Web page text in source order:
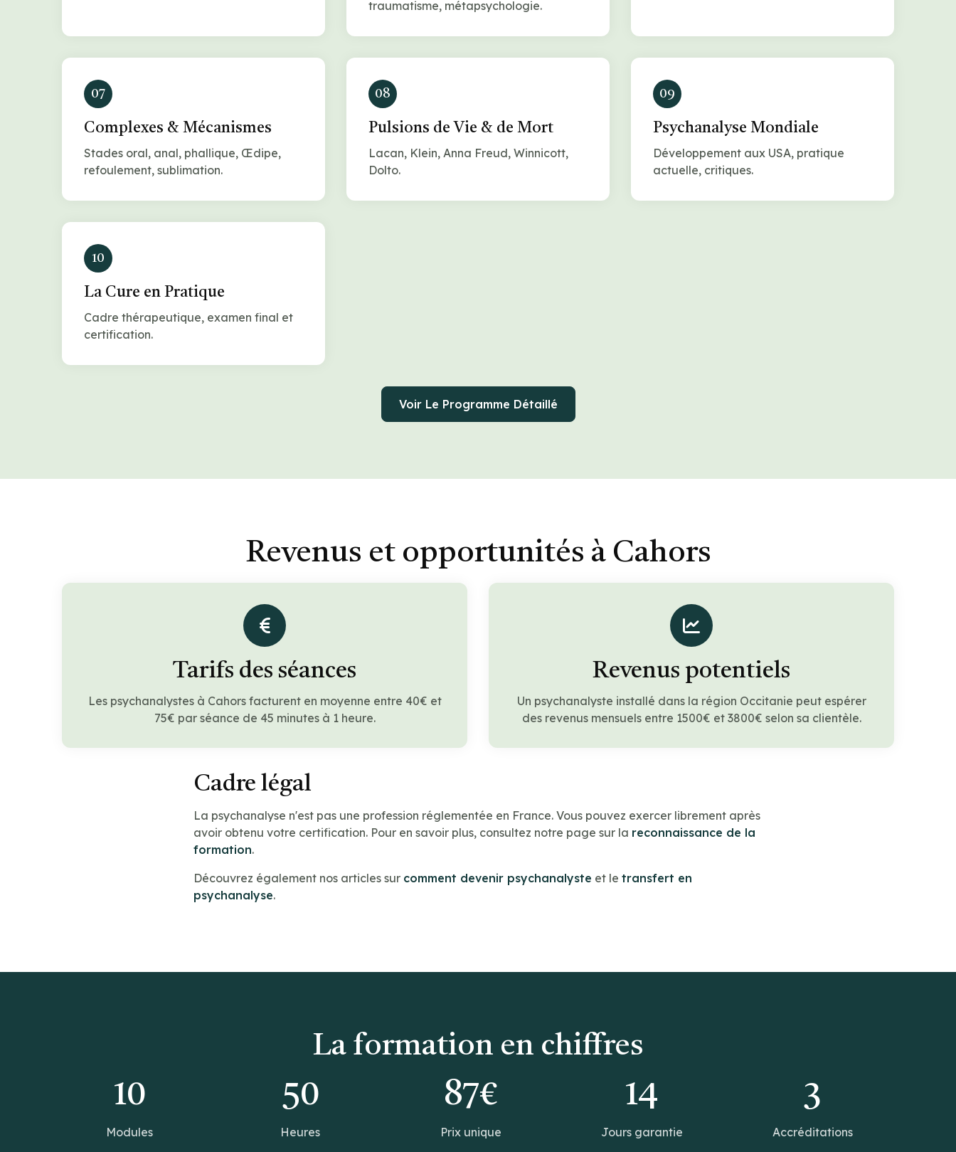
traumatisme, métapsychologie.
07
Complexes & Mécanismes
Stades oral, anal, phallique, Œdipe,
refoulement, sublimation.
08
Pulsions de Vie & de Mort
Lacan, Klein, Anna Freud, Winnicott,
Dolto.
09
Psychanalyse Mondiale
Développement aux USA, pratique
actuelle, critiques.
10
La Cure en Pratique
Cadre thérapeutique, examen final et
certification.
Voir Le Programme Détaillé
Revenus et opportunités à Cahors
Tarifs des séances
Les psychanalystes à Cahors facturent en moyenne entre 40€ et
75€ par séance de 45 minutes à 1 heure.
Revenus potentiels
Un psychanalyste installé dans la région Occitanie peut espérer
des revenus mensuels entre 1500€ et 3800€ selon sa clientèle.
Cadre légal
La psychanalyse n'est pas une profession réglementée en France. Vous pouvez exercer librement après
avoir obtenu votre certification. Pour en savoir plus, consultez notre page sur la reconnaissance de la
formation.
Découvrez également nos articles sur comment devenir psychanalyste et le transfert en
psychanalyse.
La formation en chiffres
10
Modules
50
Heures
87€
Prix unique
14
Jours garantie
3
Accréditations